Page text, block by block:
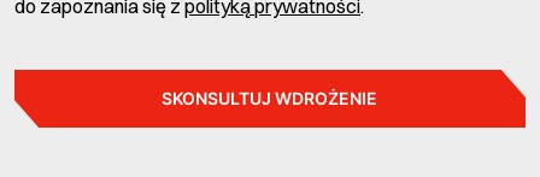
do zapoznania się z polityką prywatności.
SKONSULTUJ WDROŻENIE